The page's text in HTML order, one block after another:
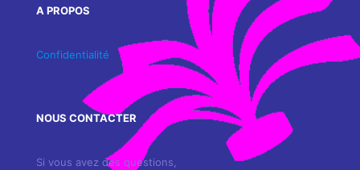
A PROPOS
Confidentialité
NOUS CONTACTER
Si vous avez des questions,